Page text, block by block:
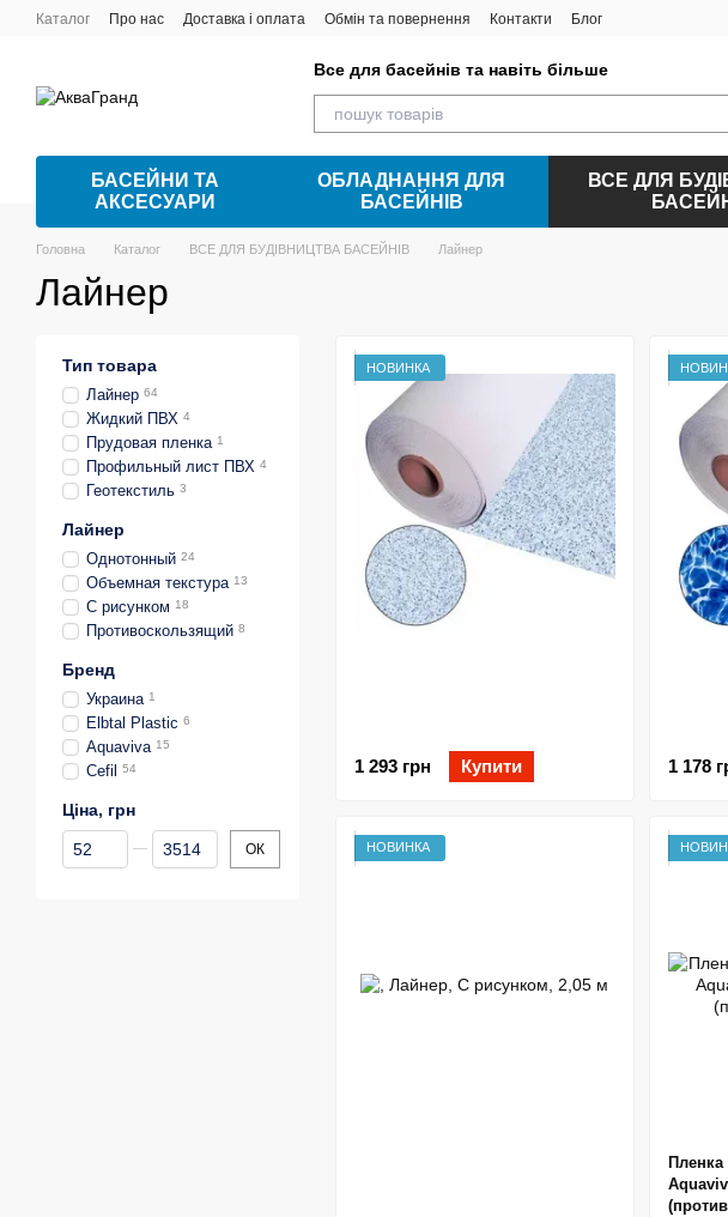
Перейти до основного контенту
Каталог Про нас Доставка і оплата Обмін та повернення Контакти Блог
Все для басейнів та навіть більше
БАСЕЙНИ ТА
АКСЕСУАРИ
ОБЛАДНАННЯ ДЛЯ
БАСЕЙНІВ
ВСЕ ДЛЯ
Головна Каталог ВСЕ ДЛЯ БУДІВНИЦТВА БАСЕЙНІВ Лайнер
Лайнер
НОВИНКА
1 293 грн Купити 1 178
НОВИНКА
Пленка
Тип товара
Лайнер 64
Жидкий ПВХ 4
Прудовая пленка 1
Профильный лист ПВХ 4
Геотекстиль 3
Лайнер
Однотонный 24
Объемная текстура 13
С рисунком 18
Противоскользящий 8
Бренд
Украина 1
Elbtal Plastic 6
Aquaviva 15
Cefil 54
Ціна, грн
Від Ціна, грн
До Ціна, грн ОК